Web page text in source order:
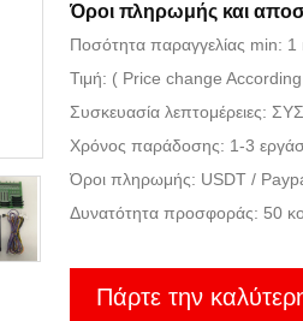
Όροι πληρωμής και
Ποσότητα παραγγελίας min: 1
Τιμή: ( Price change
Συσκευασία λεπτομέρειες:
Χρόνος παράδοσης: 1-3
Όροι πληρωμής: USDT /
Δυνατότητα προσφοράς: 50
Πάρτε την